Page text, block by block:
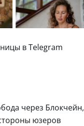
в Telegram
через Блокчейн,
юзеров